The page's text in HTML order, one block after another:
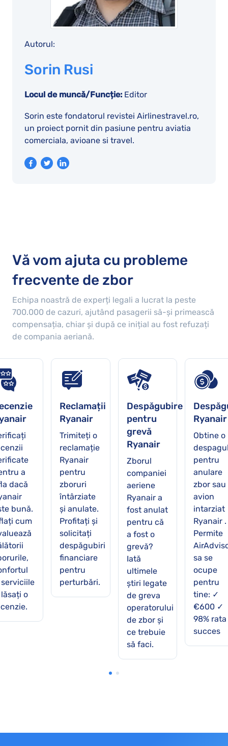
Autorul:
Sorin Rusi
Locul de muncă/Funcție: Editor
Sorin este fondatorul revistei Airlinestravel.ro,
un proiect pornit din pasiune pentru aviatia
comerciala, avioane si travel.
Vă vom ajuta cu probleme
frecvente de zbor
Echipa noastră de experți legali a lucrat la peste
700.000 de cazuri, ajutând pasagerii să-și primească
compensația, chiar și după ce inițial au fost refuzați
de compania aeriană.
a
dacă
bună.
cum
o
Reclamații
Ryanair
Trimiteți o
reclamație
Ryanair
pentru
zboruri
întârziate
și anulate.
Profitați și
solicitați
despăgubiri
financiare
pentru
perturbări.
Despăgubire
pentru
grevă
Ryanair
Zborul
companiei
aeriene
Ryanair a
fost anulat
pentru că
a fost o
grevă?
Iată
ultimele
știri legate
de greva
operatorului
de zbor și
ce trebuie
să faci.
Ryanair
Obtine o
pentru
anulare
zbor sau
avion
intarziat
Ryanair .
Permite
sa se
ocupe
pentru
tine: ✓
€600 ✓
98% rata
succes